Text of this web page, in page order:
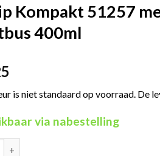
Kompakt 51257
400ml
is niet standaard op voorraad. De
via nabestelling